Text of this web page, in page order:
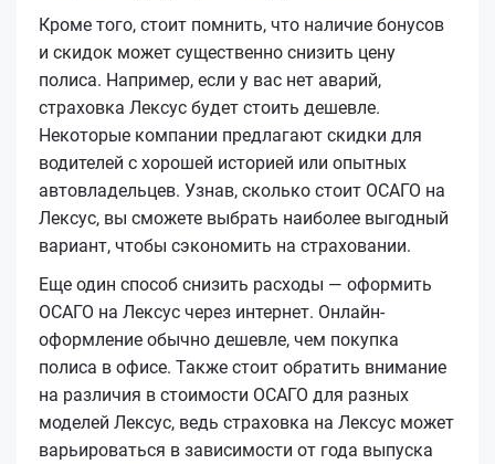
Кроме того, стоит помнить, что наличие бонусов
и скидок может существенно снизить цену
полиса. Например, если у вас нет аварий,
страховка Лексус будет стоить дешевле.
Некоторые компании предлагают скидки для
водителей с хорошей историей или опытных
автовладельцев. Узнав, сколько стоит ОСАГО на
Лексус, вы сможете выбрать наиболее выгодный
вариант, чтобы сэкономить на страховании.
Еще один способ снизить расходы — оформить
ОСАГО на Лексус через интернет. Онлайн-
оформление обычно дешевле, чем покупка
полиса в офисе. Также стоит обратить внимание
на различия в стоимости ОСАГО для разных
моделей Лексус, ведь страховка на Лексус может
варьироваться в зависимости от года выпуска